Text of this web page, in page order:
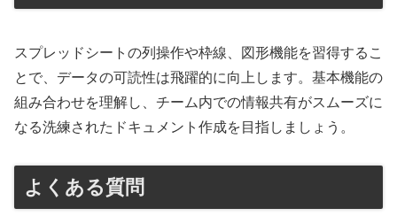
スプレッドシートの列操作や枠線、図形機能を習得するこ
とで、データの可読性は飛躍的に向上します。基本機能の
組み合わせを理解し、チーム内での情報共有がスムーズに
なる洗練されたドキュメント作成を目指しましょう。
よくある質問